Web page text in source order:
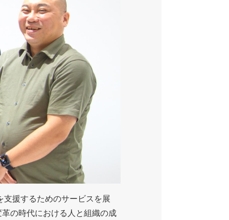
援するためのサービスを展
の時代における人と組織の成